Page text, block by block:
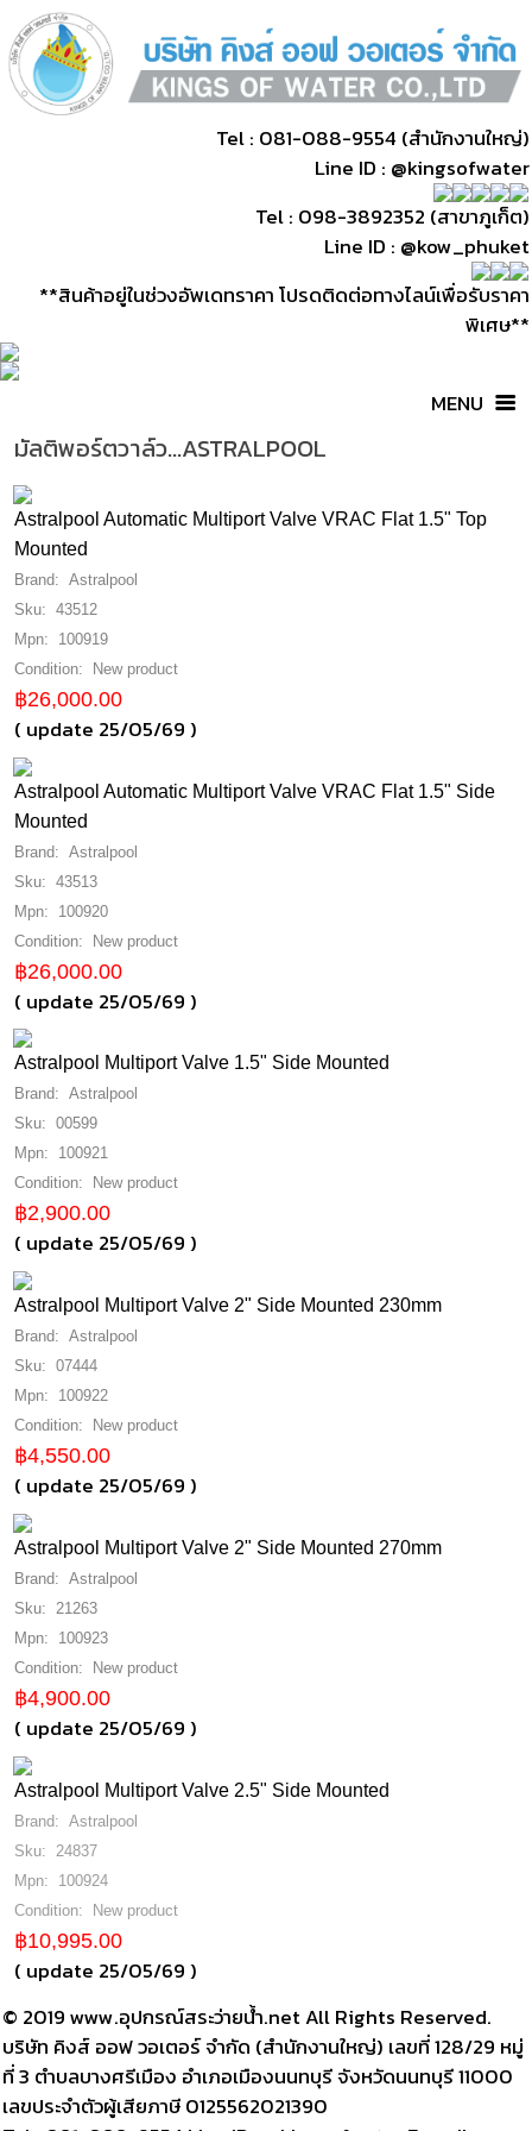
Tel : 081-088-9554 (สำนักงานใหญ่)
Line ID : @kingsofwater
Tel : 098-3892352 (สาขาภูเก็ต)
Line ID : @kow_phuket
**สินค้าอยู่ในช่วงอัพเดทราคา โปรดติดต่อทางไลน์เพื่อรับราคา
พิเศษ**
MENU
ปั๊มสระว่ายน้ำ
astralpool pumps
espa pumps
emaux pumps
hayward pumps
nozbart pumps
jesta pumps
kripsol pumps
CALPEDA
DAVEY
GREENCO
JACUZZI
PENTAIR
SPECK PUMP
WATERCO
ZODIAC
MP PUMP
AQUAGEM INVERTER PUMP
BOSS
ESPANA
PROMAX
STARITE
ตู้ควบคุมปั๊มน้ำ
ตู้ควบคุมปั๊มน้ำแบบอัจฉริยะ (with wifi)
ตู้ควบคุมปั๊มน้ำแบบธรรมดา
ควบคุมปั๊มน้ำแบบสั่งทำพิเศษ
อุปกรณ์สำหรับตู้ควบคุมปั๊มน้ำ
ถังกรอง
astralpool
emaux
hayward
kripsol
jesta
NOZBART
PROCOPI
SANDIA
WATERCO
ZODIAC
ถังกรองบ่อปลา
Filter for home
PENTAIR
BOSS
ESPANA
PROMAX
STARITE
เครื่องเกลือผลิตคลอรีน
kripsol
hayward
emaux
zodiac
bsv
astralpool
pentair
waterco
jesta
ระบบฆ่าเชื้อ
hybrid pool system
CAS
ENVIROSWIM
HYDRON
NAKED
OZONE SWIM
DAVEY
PROCELL
PROMAX
โคมไฟใต้น้ำ
emaux
jesta
hayward
kripsol
astralpool
อุปกรณ์ ควบคุมไฟ
PENTAIR
GEMAS , ASTRAL
AQUA
BOSS
CERTIKIN
ESPANA
TRANSFORMER (หม้อแปลง)
เครื่องผลิตยูวี
emaux
ASTRALPOOL
HAYWARD
WATERCO
CERTIKIN
บันไดสระ
kripsol
emaux
jesta
astralpool
GEMAS , ASTRAL
BOSS
CERTIKIN
ESPANA
อุปกรณ์ทำความสะอาด
emaux
kripsol
astralpool
hayward
AQUANT
JESTA
KOKIDO
PENTAIR
ZOF AQUA -CHINA
BOSS
CERTIKIN
ESPANA
PROMAX
RAINBOW
STARITE
มัลติพอร์ตวาล์ว
hayward
emaux
astralpool
kripsol
jesta
PENTAIR
BOSS
STARITE
ESPANA
CERTIKIN
pool fitting
kripsol skimmer sksc
era บอลวาล์ว upvc
praher
astralpool valve
emaux pool fitting
poolspa pool fitting
AQUANT
HAYWARD
JESTA
NOZBART
SANKING
WATERCO
MR.POOL
MR.POOL VALVE
BOSS
CERTIKIN
ESPANA
PROMAX
STARITE
HYDRO AIR
หุ่นยนต์ทำความสะอาด
hayward
dolphin
jesta
ASTRALPOOL
WATERCO
WINNEY
BWT
ปั๊มลม
astralpool
hayward
greenco
ปั๊มฟีดเคมี
EMUAX
PROMINENT
ASTRALPOOL
HAYWARD
เครื่องทำน้ำอุ่น
HAYWARD
HELIOCOL
WATERCO
ZODIAC
FAIRLAND
เครื่องออกกำลังกายในสระ
KRIPSOL
ASTRALPOOL
EMUAX
HAYWARD
JESTA
SPECK PUMP
AQQUATIX
ม่านน้ำ & น้ำพุ
EMUAX
POOL & SPA
HAYWARD
อะไหล่
KRIPSOL
ASTRALPOOL
EMUAX
HAYWARD
NOZBART
PENTAIR
เคมีดูแลสระ
คลอรีน 90%
คลอรีน 60%
เคมีปรับ ph
เคมีปรับน้ำใสเร่งตะกอน
เคมีกำจัดตะไคร้
เคมีป้องกันสนิมแดง
ผงกรอง
คลอรีนไดออกไซด์
เกลือสระว่ายน้ำ
ทรายกรองน้ำ
สารกรองเครื่องกรองน้ำ
สระว่ายน้ำสำเร็จรูป
SWIM SPA
อุปกรณ์สระว่ายน้ำประกอบเสร็จ
เครื่องกรอง RO
COMPETITION EQIPMENT
POOLKING
ASTRALPOOL
POOLSPA
ผลงาน
มัลติพอร์ตวาล์ว...ASTRALPOOL
Astralpool Automatic Multiport Valve VRAC Flat 1.5" Top
Mounted
Brand: Astralpool
Sku: 43512
Mpn:
100919
Condition:
New product
฿26,000.00
( update 25/05/69 )
Astralpool Automatic Multiport Valve VRAC Flat 1.5" Side
Mounted
Brand: Astralpool
Sku: 43513
Mpn:
100920
Condition:
New product
฿26,000.00
( update 25/05/69 )
Astralpool Multiport Valve 1.5" Side Mounted
Brand: Astralpool
Sku: 00599
Mpn:
100921
Condition:
New product
฿2,900.00
( update 25/05/69 )
Astralpool Multiport Valve 2" Side Mounted 230mm
Brand: Astralpool
Sku: 07444
Mpn:
100922
Condition:
New product
฿4,550.00
( update 25/05/69 )
Astralpool Multiport Valve 2" Side Mounted 270mm
Brand: Astralpool
Sku: 21263
Mpn:
100923
Condition:
New product
฿4,900.00
( update 25/05/69 )
Astralpool Multiport Valve 2.5" Side Mounted
Brand: Astralpool
Sku: 24837
Mpn:
100924
Condition:
New product
฿10,995.00
( update 25/05/69 )
© 2019 www.อุปกรณ์สระว่ายน้ํา.net All Rights Reserved.
บริษัท คิงส์ ออฟ วอเตอร์ จำกัด (สำนักงานใหญ่) เลขที่ 128/29 หมู่
ที่ 3 ตำบลบางศรีเมือง อำเภอเมืองนนทบุรี จังหวัดนนทบุรี 11000
เลขประจำตัวผู้เสียภาษี 0125562021390